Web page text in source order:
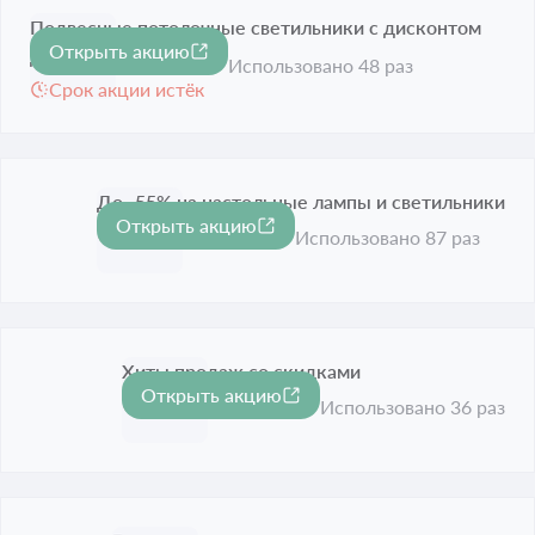
-60%
Подвесные потолочные светильники с дисконтом
до 60%
Срок акции истёк
Открыть акцию
Использовано 48 раз
-55%
До -55% на настольные лампы и светильники
Срок акции истёк
Открыть акцию
Использовано 87 раз
Хиты продаж со скидками
Срок акции истёк
Открыть акцию
Использовано 36 раз